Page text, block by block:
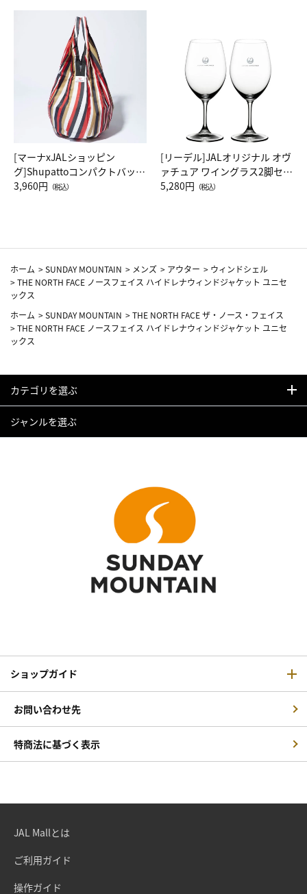
[マーナxJALショッピン
グ]Shupattoコンパクトバッグ
Drop JAL客室乗務員（LC）ス
3,960円 （税込）
[リーデル]JALオリジナル オヴ
ァチュア ワイングラス2脚セッ
ト（レッドワイン）
5,280円 （税込）
ホーム >SUNDAY MOUNTAIN > メンズ > アウター > ウィンドシェル
>THE NORTH FACE ノースフェイス ハイドレナウィンドジャケット ユニセ
ックス
ホーム >SUNDAY MOUNTAIN >THE NORTH FACE ザ・ノース・フェイス
>THE NORTH FACE ノースフェイス ハイドレナウィンドジャケット ユニセ
ックス
カテゴリを選ぶ
ジャンルを選ぶ
ショップガイド
お問い合わせ先
特商法に基づく表示
JAL Mallとは
ご利用ガイド
操作ガイド